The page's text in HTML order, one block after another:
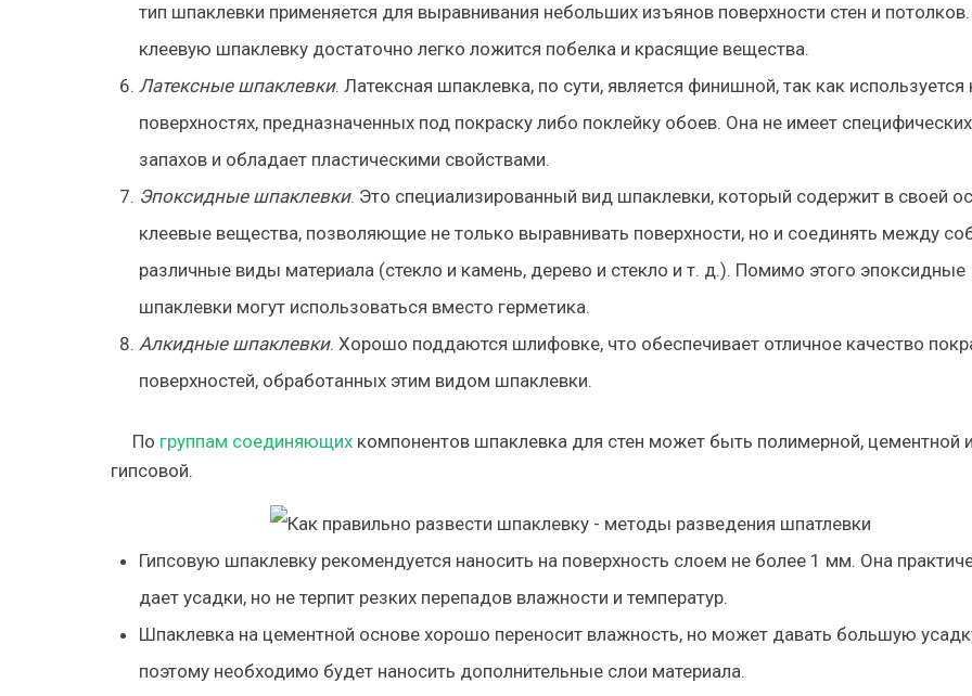
тип шпаклевки применяется для выравнивания небольших изъянов поверхности стен и
клеевую шпаклевку достаточно легко ложится побелка и красящие вещества.
Латексные шпаклевки. Латексная шпаклевка, по сути, является финишной, так как используется
поверхностях, предназначенных под покраску либо поклейку обоев. Она не имеет специфических
запахов и обладает пластическими свойствами.
Эпоксидные шпаклевки. Это специализированный вид шпаклевки, который содержит в своей
клеевые вещества, позволяющие не только выравнивать поверхности, но и соединять между
различные виды материала (стекло и камень, дерево и стекло и т. д.). Помимо этого эпоксидные
шпаклевки могут использоваться вместо герметика.
Алкидные шпаклевки. Хорошо поддаются шлифовке, что обеспечивает отличное качество
поверхностей, обработанных этим видом шпаклевки.
По группам соединяющих компонентов шпаклевка для стен может быть полимерной, цементной
гипсовой.
Гипсовую шпаклевку рекомендуется наносить на поверхность слоем не более 1 мм. Она
дает усадки, но не терпит резких перепадов влажности и температур.
Шпаклевка на цементной основе хорошо переносит влажность, но может давать большую
поэтому необходимо будет наносить дополнительные слои материала.